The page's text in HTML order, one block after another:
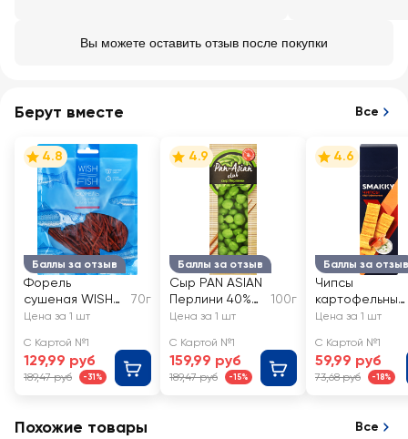
Вы можете оставить отзыв после покупки
Берут вместе Все
Баллы за отзыв
4.8
Форель
сушеная WISH
FISH паутинка
70г
Цена за 1 шт
С Картой №1
129,99 руб
189,47 руб -31%
Баллы за отзыв
4.9
Сыр PAN ASIAN
Перлини 40%
со вкусом
100г
Цена за 1 шт
С Картой №1
159,99 руб
189,47 руб -15%
Баллы за отзыв
4.6
Чипсы
картофельные
SMAKKY со
со сметаной
Цена за 1 шт
С Картой №1
59,99 руб
73,68 руб -18%
Похожие товары Все